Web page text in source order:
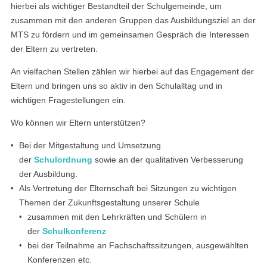
hierbei als wichtiger Bestandteil der Schulgemeinde, um
zusammen mit den anderen Gruppen das Ausbildungsziel an der
MTS zu fördern und im gemeinsamen Gespräch die Interessen
der Eltern zu vertreten.
An vielfachen Stellen zählen wir hierbei auf das Engagement der
Eltern und bringen uns so aktiv in den Schulalltag und in
wichtigen Fragestellungen ein.
Wo können wir Eltern unterstützen?
Bei der Mitgestaltung und Umsetzung
der Schulordnung sowie an der qualitativen Verbesserung
der Ausbildung.
Als Vertretung der Elternschaft bei Sitzungen zu wichtigen
Themen der Zukunftsgestaltung unserer Schule
zusammen mit den Lehrkräften und Schülern in
der Schulkonferenz
bei der Teilnahme an Fachschaftssitzungen, ausgewählten
Konferenzen etc.